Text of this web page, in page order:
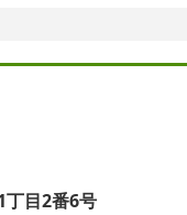
丁目2番6号